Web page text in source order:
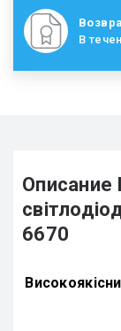
В
Описание
6670